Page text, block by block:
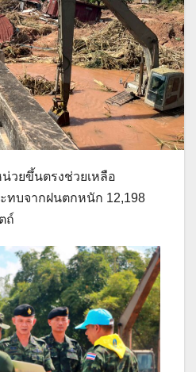
วยขึ้นตรงช่วยเหลือ
ทบจากฝนตกหนัก 12,198
ถ์